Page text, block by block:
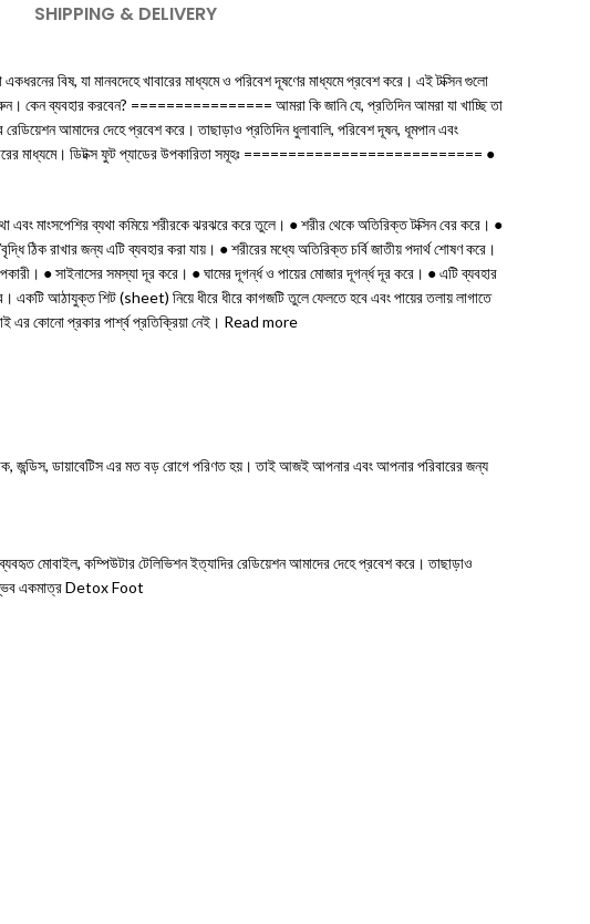
SHIPPING & DELIVERY
বিষ, যা মানবদেহে খাবারের মাধ্যমে ও পরিবেশ দূষণের মাধ্যমে প্রবেশ করে। এই টক্সিন গুলো
কেন ব্যবহার করবেন? ================ আমরা কি জানি যে, প্রতিদিন আমরা যা খাচ্ছি তা
আমাদের দেহে প্রবেশ করে। তাছাড়াও প্রতিদিন ধুলাবালি, পরিবেশ দূষন, ধূমপান এবং
মাধ্যমে। ডিটক্স ফুট প্যাডের উপকারিতা সমূহঃ =========================== ●
এবং মাংসপেশির ব্যথা কমিয়ে শরীরকে ঝরঝরে করে তুলে। ● শরীর থেকে অতিরিক্ত টক্সিন বের করে। ●
ঠিক রাখার জন্য এটি ব্যবহার করা যায়। ● শরীরের মধ্যে অতিরিক্ত চর্বি জাতীয় পদার্থ শোষণ করে।
● সাইনাসের সমস্যা দূর করে। ● ঘামের দূগর্ন্ধ ও পায়ের মোজার দূগর্ন্ধ দূর করে। ● এটি ব্যবহার
একটি আঠাযুক্ত শিট (sheet) নিয়ে ধীরে ধীরে কাগজটি তুলে ফেলতে হবে এবং পায়ের তলায় লাগাতে
এর কোনো প্রকার পার্শ্ব প্রতিক্রিয়া নেই। Read more
জন্ডিস, ডায়াবেটিস এর মত বড় রোগে পরিণত হয়। তাই আজই আপনার এবং আপনার পরিবারের জন্য
মোবাইল, কম্পিউটার টেলিভিশন ইত্যাদির রেডিয়েশন আমাদের দেহে প্রবেশ করে। তাছাড়াও
সম্ভব একমাত্র Detox Foot